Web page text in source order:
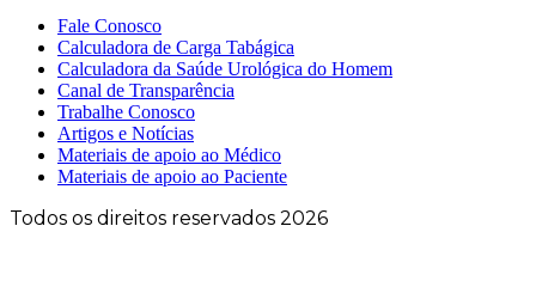
Fale Conosco
Calculadora de Carga Tabágica
Calculadora da Saúde Urológica do Homem
Canal de Transparência
Trabalhe Conosco
Artigos e Notícias
Materiais de apoio ao Médico
Materiais de apoio ao Paciente
Todos os direitos reservados 2026